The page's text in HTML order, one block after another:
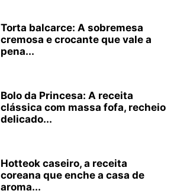
Torta balcarce: A sobremesa
cremosa e crocante que vale a
pena...
Bolo da Princesa: A receita
clássica com massa fofa, recheio
delicado...
Hotteok caseiro, a receita
coreana que enche a casa de
aroma...